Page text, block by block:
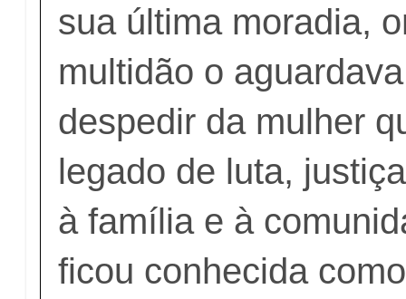
sua última moradia,
multidão o
despedir da mulher
legado de luta,
à família e à
ficou conhecida